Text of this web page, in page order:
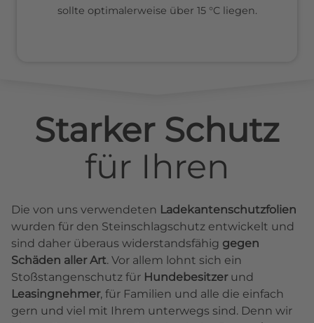
sollte optimalerweise über 15 °C liegen.
Starker Schutz
für Ihren
Die von uns verwendeten Ladekantenschutzfolien
wurden für den Steinschlagschutz entwickelt und
sind daher überaus widerstandsfähig gegen
Schäden aller Art. Vor allem lohnt sich ein
Stoßstangenschutz für Hundebesitzerund
Leasingnehmer, für Familien und alle die einfach
gern und viel mit Ihrem unterwegs sind. Denn wir